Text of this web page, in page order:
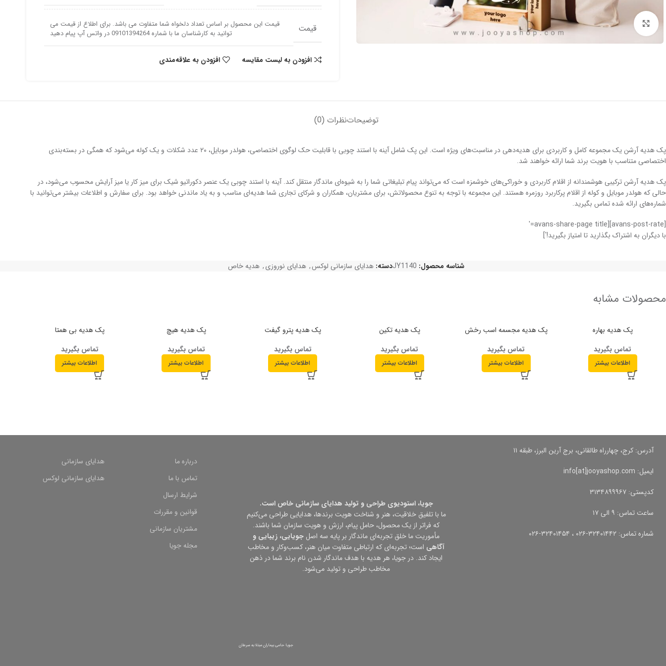
بزرگنمایی قیمت
قیمت این محصول بر اساس تعداد دلخواه شما متفاوت می باشد. برای اطلاع از قیمت می
توانید به کارشناسان ما با شماره 09101394264 در واتس آپ پیام دهید
افزودن به لیست مقایسه افزودن به علاقه‌مندی
توضیحاتنظرات (0)
پک هدیه آرشن یک مجموعه کامل و کاربردی برای هدیه‌دهی در مناسبت‌های ویژه است. این پک شامل آینه با استند چوبی با قابلیت حک لوگوی اختصاصی، هولدر موبایل، ۲۰ عدد شکلات و یک کوله می‌شود که همگی در بسته‌بندی
اختصاصی متناسب با هویت برند شما ارائه خواهند شد.
پک هدیه آرشن ترکیبی هوشمندانه از اقلام کاربردی و خوراکی‌های خوشمزه است که می‌تواند پیام تبلیغاتی شما را به شیوه‌ای ماندگار منتقل کند. آینه با استند چوبی یک عنصر دکوراتیو شیک برای میز کار یا میز آرایش محسوب می‌شود، در
حالی که هولدر موبایل و کوله از اقلام پرکاربرد روزمره هستند. این مجموعه با توجه به تنوع محصولاتش، برای مشتریان، همکاران و شرکای تجاری شما هدیه‌ای مناسب و به یاد ماندنی خواهد بود. برای سفارش و اطلاعات بیشتر می‌توانید با
شماره‌های ارائه شده تماس بگیرید.
[avans-post-rate][avans-share-page title='
با دیگران به اشتراک بگذارید تا امتیاز بگیرید!']
شناسه محصول: JY1140دسته: هدایای سازمانی لوکس, هدایای نوروزی, هدیه خاص
محصولات مشابه
پک هدیه بهاره
تماس بگیرید
اطلاعات بیشتر
پک هدیه مجسمه اسب رخش
تماس بگیرید
اطلاعات بیشتر
پک هدیه تکین
تماس بگیرید
اطلاعات بیشتر
پک هدیه پترو گیفت
تماس بگیرید
اطلاعات بیشتر
پک هدیه هیچ
تماس بگیرید
اطلاعات بیشتر
پک هدیه بی همتا
تماس بگیرید
اطلاعات بیشتر
هدایای سازمانی
هدایای سازمانی لوکس
درباره ما
تماس با ما
شرایط ارسال
قوانین و مقررات
مشتریان سازمانی
مجله جویا
جویا، استودیوی طراحی و تولید هدایای سازمانی خاص است.
ما با تلفیق خلاقیت، هنر و شناخت هویت برندها، هدایایی طراحی می‌کنیم
که فراتر از یک محصول، حامل پیام، ارزش و هویت سازمان شما باشند.
مأموریت ما خلق تجربه‌ای ماندگار بر پایه سه اصل جویایی، زیبایی و
آگاهی است؛ تجربه‌ای که ارتباطی متفاوت میان هنر، کسب‌وکار و مخاطب
ایجاد کند. در جویا، هر هدیه با هدف ماندگار شدن نام برند شما در ذهن
مخاطب طراحی و تولید می‌شود.
آدرس: کرج، چهارراه طالقانی، برج آرین البرز، طبقه ۱۱
ایمیل: info[at]jooyashop.com
کدپستی: ۳۱۳۴۸۹۹۹۶۷
ساعت تماس: ۹ الی ۱۷
شماره تماس: ۳۲۴۰۱۴۴۲-۰۲۶ ، ۳۲۴۰۱۴۵۴-۰۲۶
جویا حامی بیماران مبتلا به سرطان